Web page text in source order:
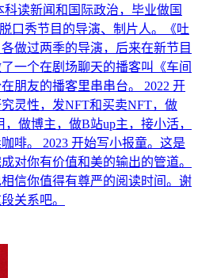
读新闻和国际政治，毕业做国
口秀节目的导演、制片人。《吐
做过两季的导演，后来在新节目
一个在剧场聊天的播客叫《车间
朋友的播客里串串台。 2022 开
灵性，发NFT和买卖NFT，做
做博主，做B站up主，接小活，
啡。 2023 开始写小报童。这是
对你有价值和美的输出的管道。
信你值得有尊严的阅读时间。谢
关系吧。